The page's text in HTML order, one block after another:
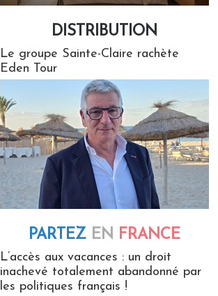
DISTRIBUTION
Le groupe Sainte-Claire rachète
Eden Tour
PARTEZ EN FRANCE
L’accès aux vacances : un droit
inachevé totalement abandonné par
les politiques français !